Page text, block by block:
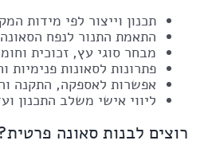
תכנון וייצור לפי מידות
התאמת התנור לנפח
מבחר סוגי עץ, זכוכית
פתרונות לסאונות פנימיות
אפשרות לאספקה, התקנה
ליווי אישי משלב התכנון
רוצים לבנות סאונה